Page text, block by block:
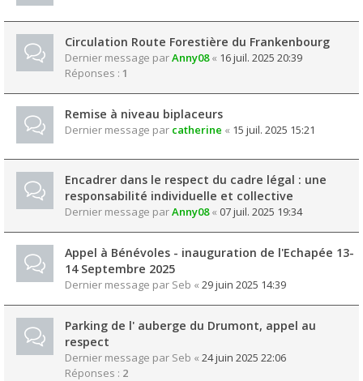
Circulation Route Forestière du Frankenbourg
Dernier message parAnny08« 16 juil. 2025 20:39
Réponses : 1
Remise à niveau biplaceurs
Dernier message par catherine « 15 juil. 2025 15:21
Encadrer dans le respect du cadre légal : une
responsabilité individuelle et collective
Dernier message parAnny08« 07 juil. 2025 19:34
Appel à Bénévoles - inauguration de l'Echapée 13-
14 Septembre 2025
Dernier message par Seb « 29 juin 2025 14:39
Parking de l' auberge du Drumont, appel au
respect
Dernier message par Seb « 24 juin 2025 22:06
Réponses : 2